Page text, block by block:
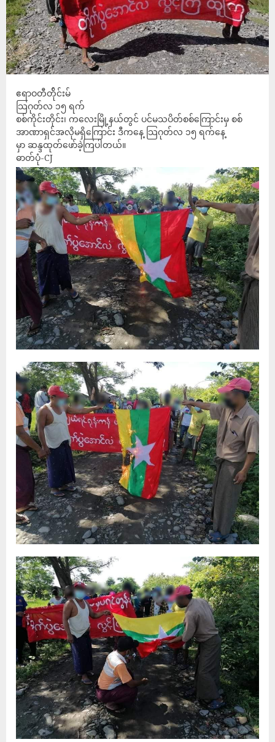
ဧရာဝတီတ်ိုင်းမ်
သြဂုတ်လ ၁၅ ရက်
စစ်ကိုင်းတိုင်း၊ ကလေးမြို့နယ်တွင် ပင်မသပိတ်စစ်ကြောင်းမှ စစ်
အာဏာရှင်အလိုမရှိကြောင်း ဒီကနေ့ သြဂုတ်လ ၁၅ ရက်နေ့
မှာ ဆန္ဒထုတ်ဖော်ခဲ့ကြပါတယ်။
ဓာတ်ပုံ-CJ